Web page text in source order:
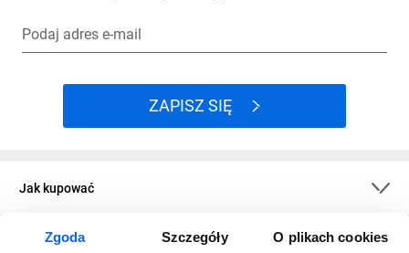
Zgoda Szczegóły O plikach cookies
Podaj adres e-mail
ZAPISZ SIĘ
Jak kupować
O firmie